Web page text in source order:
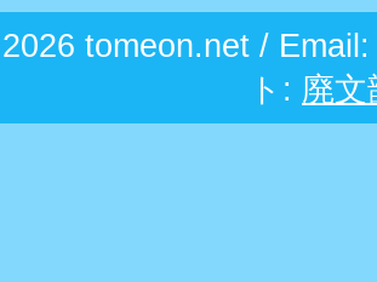
tomeon.net /
ト: 廃文